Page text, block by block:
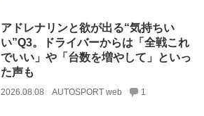
アドレナリンと欲が出る“気持ちい
い”Q3。ドライバーからは「全戦これ
でいい」や「台数を増やして」といっ
た声も
2026.08.08 AUTOSPORT web 1